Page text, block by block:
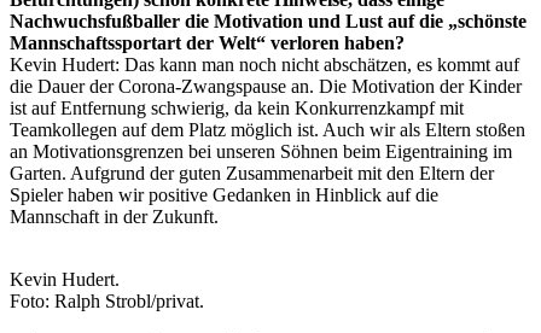
Nachwuchsfußballer die Motivation und Lust auf die „schönste
Mannschaftssportart der Welt“ verloren haben?
Kevin Hudert: Das kann man noch nicht abschätzen, es kommt auf
die Dauer der Corona-Zwangspause an. Die Motivation der Kinder
ist auf Entfernung schwierig, da kein Konkurrenzkampf mit
Teamkollegen auf dem Platz möglich ist. Auch wir als Eltern stoßen
an Motivationsgrenzen bei unseren Söhnen beim Eigentraining im
Garten. Aufgrund der guten Zusammenarbeit mit den Eltern der
Spieler haben wir positive Gedanken in Hinblick auf die
Mannschaft in der Zukunft.
Kevin Hudert.
Foto: Ralph Strobl/privat.